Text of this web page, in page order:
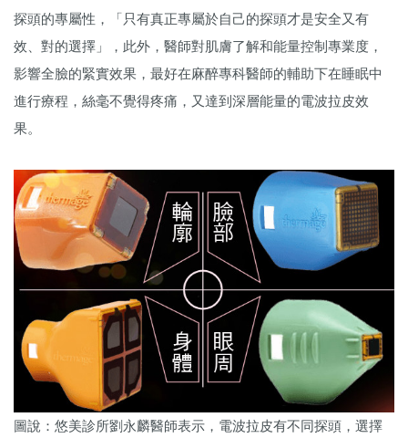
探頭的專屬性，「只有真正專屬於自己的探頭才是安全又有
效、對的選擇」，此外，醫師對肌膚了解和能量控制專業度，
影響全臉的緊實效果，最好在麻醉專科醫師的輔助下在睡眠中
進行療程，絲毫不覺得疼痛，又達到深層能量的電波拉皮效
果。
圖說：悠美診所劉永麟醫師表示，電波拉皮有不同探頭，選擇